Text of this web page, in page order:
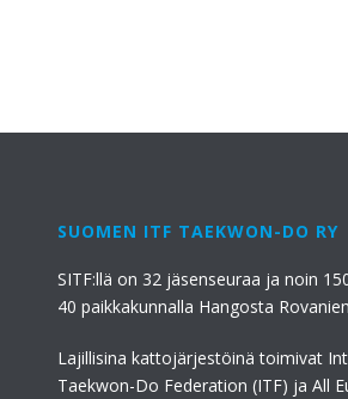
SUOMEN ITF TAEKWON-DO RY
SITF:llä on 32 jäsenseuraa ja noin
40 paikkakunnalla Hangosta
Lajillisina kattojärjestöinä toimivat
Taekwon-Do Federation (ITF) ja All